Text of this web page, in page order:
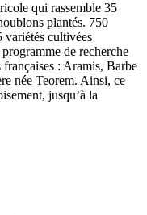
qui rassemble 35
plantés. 750
variétés cultivées
de recherche
: Aramis, Barbe
née Teorem. Ainsi, ce
jusqu’à la